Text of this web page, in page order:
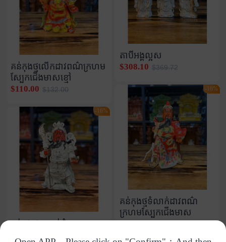
គន់កុងថ្មលើកដាវពណ៌ក្រហម
ស្បែកជើងមាសខ្មៅ
$110.00 $132.00
គន់កុងថ្មសកាន់ដុំមាស
-16%
តាបីអង្គល្អស
$308.10 $369.72
គន់កុងថ្មទំលាក់ដាវពណ៌
ក្រហមស្បែកជើងមាស
$136.00
-16%